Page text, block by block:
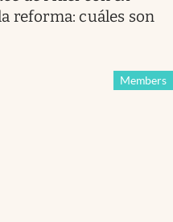
reforma: cuáles son
Members